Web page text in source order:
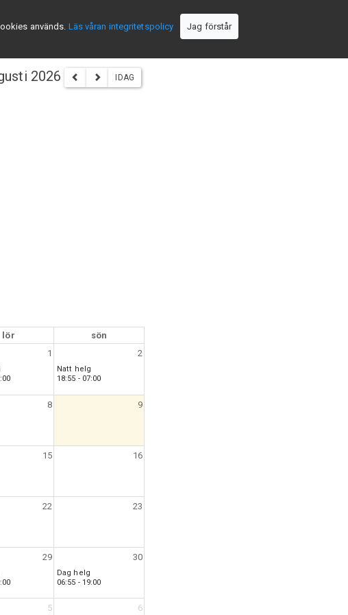
2026 IDAG
lör
sön
1 2
Natt helg
18:55 - 07:00
8 9
15 16
22 23
29 30
Dag helg
06:55 - 19:00
5 6
används. Läs våran integritetspolicy Jag förstår